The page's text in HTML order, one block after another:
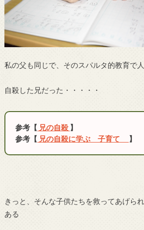
私の父も同じで、そのスパルタ的教育で
自殺した兄だった・・・・・
参考【 兄の自殺 】
参考【 兄の自殺に学ぶ 子育て 】
きっと、そんな子供たちを救ってあげら
ある